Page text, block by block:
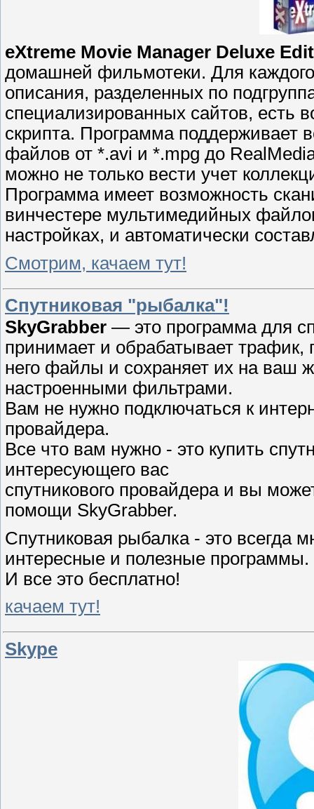
eXtreme Movie Manager Deluxe
домашней фильмотеки. Для
описания, разделенных по
специализированных сайтов, есть
скрипта. Программа поддерживает
файлов от *.avi и *.mpg до
можно не только вести учет
Программа имеет возможность
винчестере мультимедийных
настройках, и автоматически
Смотрим, качаем тут!
Спутниковая "рыбалка"!
SkyGrabber — это программа для
принимает и обрабатывает трафик,
него файлы и сохраняет их на ваш
настроенными фильтрами.
Вам не нужно подключаться к
провайдера.
Все что вам нужно - это купить
интересующего вас
спутникового провайдера и вы
помощи SkyGrabber.
Спутниковая рыбалка - это всегда
интересные и полезные программы.
И все это бесплатно!
качаем тут!
Skype